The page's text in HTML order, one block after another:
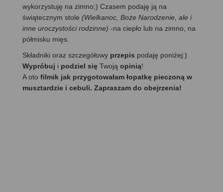
wykorzystuję na zimno;) Czasem podaję ją na
świątecznym stole (Wielkanoc, Boże Narodzenie, ale i
inne uroczystości rodzinne) -na ciepło lub na zimno, na
półmisku mięs.
Składniki oraz szczegółowy przepis podaję poniżej:)
Wypróbuj i podziel się Twoją opinią!
A oto filmik jak przygotowałam łopatkę pieczoną w
musztardzie i cebuli. Zapraszam do obejrzenia!